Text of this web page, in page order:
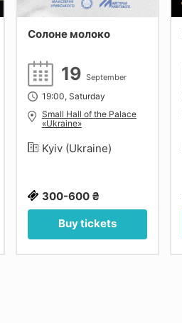
Солоне молоко
19 September
19:00, Saturday
Small Hall of the Palace
«Ukraine»
Kyiv (Ukraine)
300-600 ₴
Buy tickets